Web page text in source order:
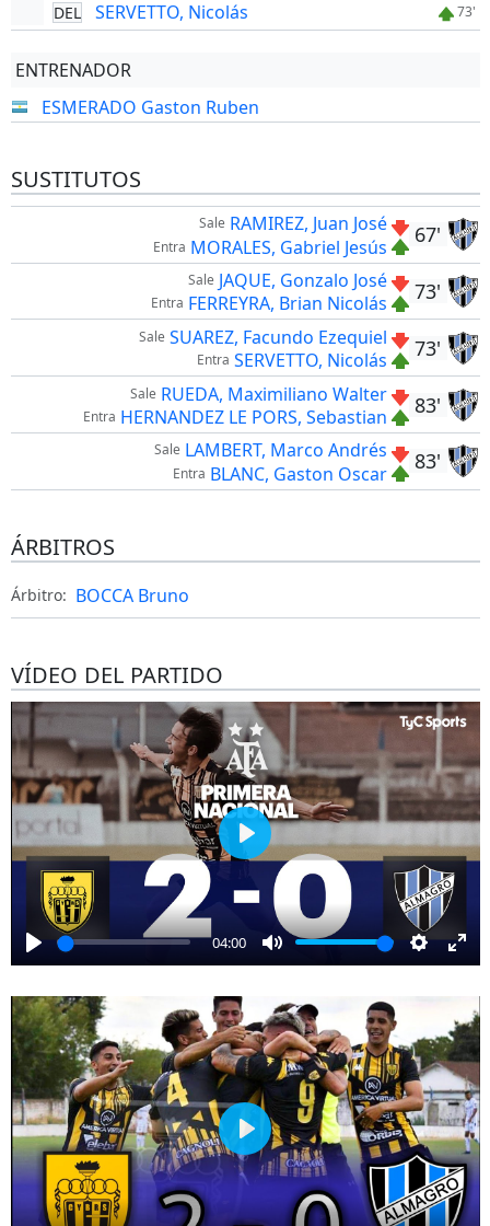
DEL SERVETTO, Nicolás 73'
ENTRENADOR
ESMERADO Gaston Ruben
SUSTITUTOS
67'
Sale RAMIREZ, Juan José
Entra MORALES, Gabriel Jesús
73'
Sale JAQUE, Gonzalo José
Entra FERREYRA, Brian Nicolás
73'
Sale SUAREZ, Facundo Ezequiel
Entra SERVETTO, Nicolás
83'
Sale RUEDA, Maximiliano Walter
Entra HERNANDEZ LE PORS, Sebastian
83'
Sale LAMBERT, Marco Andrés
Entra BLANC, Gaston Oscar
ÁRBITROS
Árbitro: BOCCA Bruno
VÍDEO DEL PARTIDO
Play
04:00
Mute Settings
Play
Play